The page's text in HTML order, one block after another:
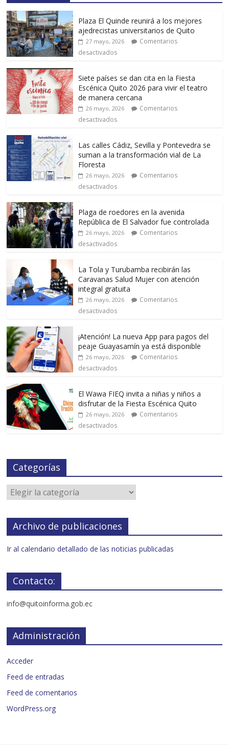
Plaza El Quinde reunirá a los mejores
ajedrecistas universitarios de Quito
27 mayo, 2026
Comentarios
desactivados
Siete países se dan cita en la Fiesta
Escénica Quito 2026 para vivir el teatro
de manera cercana
26 mayo, 2026
Comentarios
desactivados
Las calles Cádiz, Sevilla y Pontevedra se
suman a la transformación vial de La
Floresta
26 mayo, 2026
Comentarios
desactivados
Plaga de roedores en la avenida
República de El Salvador fue controlada
26 mayo, 2026
Comentarios
desactivados
La Tola y Turubamba recibirán las
Caravanas Salud Mujer con atención
integral gratuita
26 mayo, 2026
Comentarios
desactivados
¡Atención! La nueva App para pagos del
peaje Guayasamín ya está disponible
26 mayo, 2026
Comentarios
desactivados
El Wawa FIEQ invita a niñas y niños a
disfrutar de la Fiesta Escénica Quito
26 mayo, 2026
Comentarios
desactivados
Categorías
Archivo de publicaciones
Ir al calendario detallado de las noticias publicadas
Contacto:
info@quitoinforma.gob.ec
Administración
Acceder
Feed de entradas
Feed de comentarios
WordPress.org